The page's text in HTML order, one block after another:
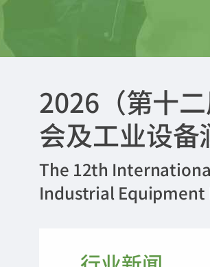
2026（第十
会及工业设备
The 12th
Industrial